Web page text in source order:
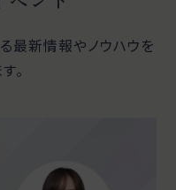
最新情報やノウハウを
。